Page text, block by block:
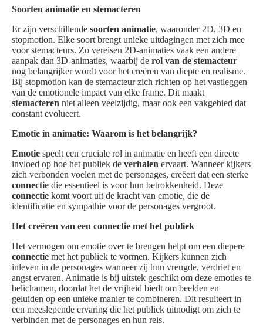
Soorten animatie en stemacteren
Er zijn verschillende soorten animatie, waaronder 2D, 3D en
stopmotion. Elke soort brengt unieke uitdagingen met zich mee
voor stemacteurs. Zo vereisen 2D-animaties vaak een andere
aanpak dan 3D-animaties, waarbij de rol van de stemacteur
nog belangrijker wordt voor het creëren van diepte en realisme.
Bij stopmotion kan de stemacteur zich richten op het vastleggen
van de emotionele impact van elke frame. Dit maakt
stemacteren niet alleen veelzijdig, maar ook een vakgebied dat
constant evolueert.
Emotie in animatie: Waarom is het belangrijk?
Emotie speelt een cruciale rol in animatie en heeft een directe
invloed op hoe het publiek de verhalen ervaart. Wanneer kijkers
zich verbonden voelen met de personages, creëert dat een sterke
connectie die essentieel is voor hun betrokkenheid. Deze
connectie komt voort uit de kracht van emotie, die de
identificatie en sympathie voor de personages vergroot.
Het creëren van een connectie met het publiek
Het vermogen om emotie over te brengen helpt om een diepere
connectie met het publiek te vormen. Kijkers kunnen zich
inleven in de personages wanneer zij hun vreugde, verdriet en
angst ervaren. Animatie is bij uitstek geschikt om deze emoties te
belichamen, doordat het de vrijheid biedt om beelden en
geluiden op een unieke manier te combineren. Dit resulteert in
een meeslepende ervaring die het publiek uitnodigt om zich te
verbinden met de personages en hun reis.